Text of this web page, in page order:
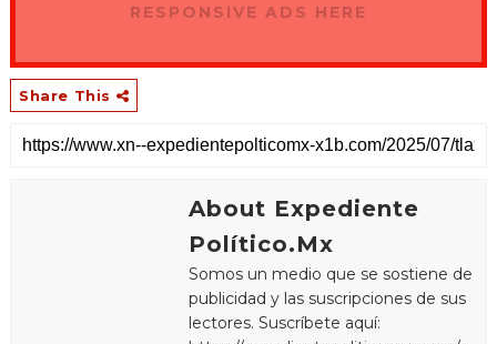
RESPONSIVE ADS HERE
Share This
About Expediente
Político.Mx
Somos un medio que se sostiene de
publicidad y las suscripciones de sus
lectores. Suscríbete aquí: